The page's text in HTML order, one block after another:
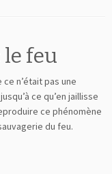
feu
n’était pas une
ce qu’en jaillisse
ce phénomène
du feu.